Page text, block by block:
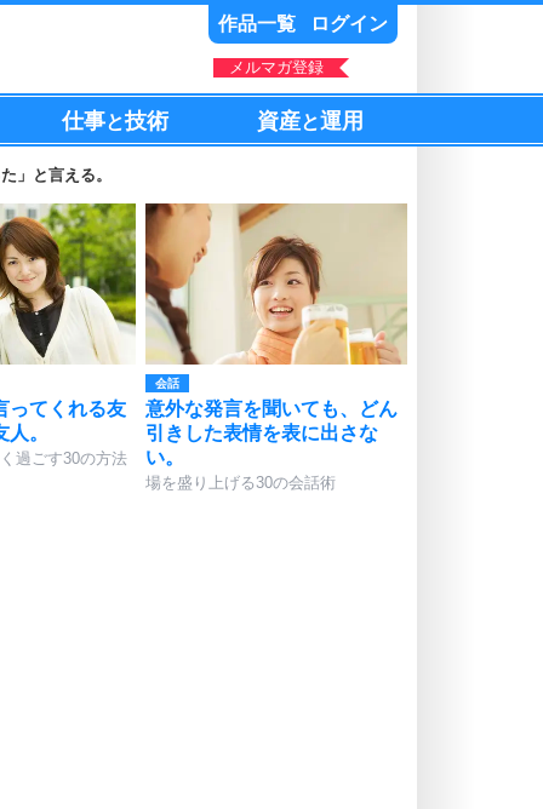
作品一覧 ログイン
メルマガ登録
仕事と技術 資産と運用
」と言える。
ってくれる友
。
過ごす30の方法
会話
意外な発言を聞いても、どん
引きした表情を表に出さな
い。
場を盛り上げる30の会話術